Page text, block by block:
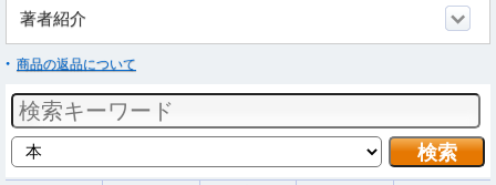
著者紹介
商品の返品について